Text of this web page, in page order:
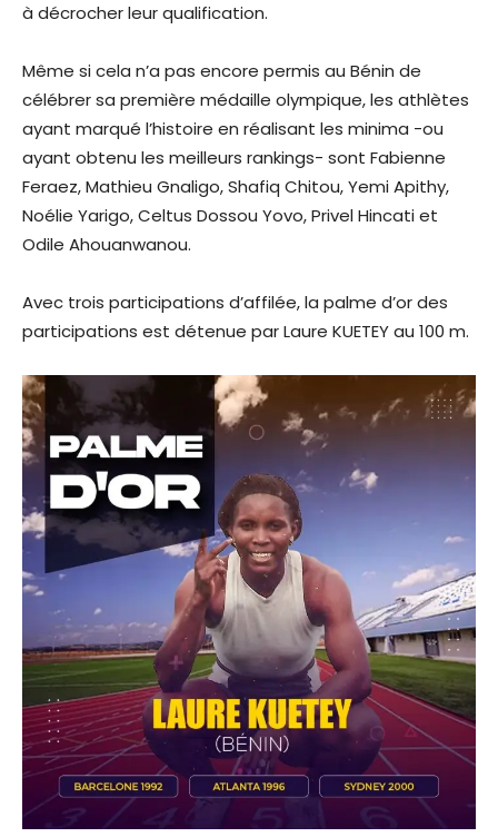
à décrocher leur qualification.
Même si cela n’a pas encore permis au Bénin de
célébrer sa première médaille olympique, les athlètes
ayant marqué l’histoire en réalisant les minima -ou
ayant obtenu les meilleurs rankings- sont Fabienne
Feraez, Mathieu Gnaligo, Shafiq Chitou, Yemi Apithy,
Noélie Yarigo, Celtus Dossou Yovo, Privel Hincati et
Odile Ahouanwanou.
Avec trois participations d’affilée, la palme d’or des
participations est détenue par Laure KUETEY au 100 m.